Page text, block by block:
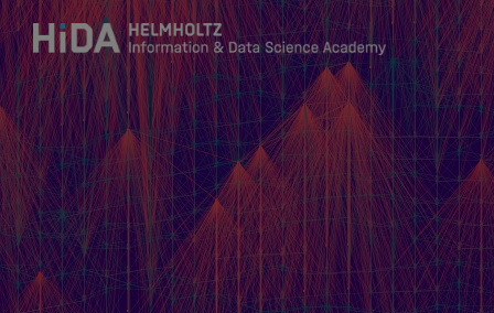
Zum Inhalt springen
Training
Research Schools